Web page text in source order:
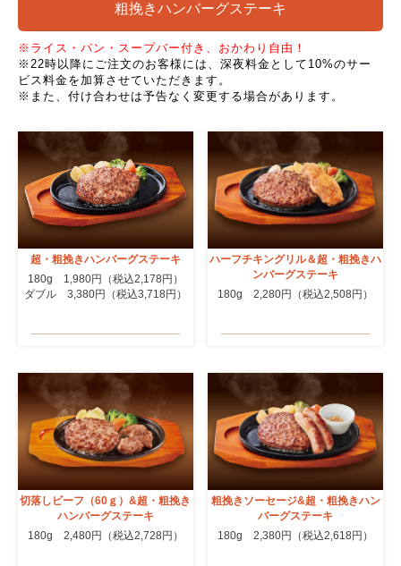
粗挽きハンバーグステーキ
※ライス・パン・スープバー付き、おかわり自由！
※22時以降にご注文のお客様には、深夜料金として10%のサー
ビス料金を加算させていただきます。
※また、付け合わせは予告なく変更する場合があります。
超・粗挽きハンバーグステーキ
180g 1,980円（税込2,178円）
ダブル 3,380円（税込3,718円）
ハーフチキングリル＆超・粗挽きハ
ンバーグステーキ
180g 2,280円（税込2,508円）
切落しビーフ（60ｇ）&超・粗挽き
ハンバーグステーキ
180g 2,480円（税込2,728円）
粗挽きソーセージ&超・粗挽きハン
バーグステーキ
180g 2,380円（税込2,618円）